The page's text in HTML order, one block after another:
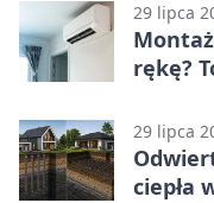
29 lipca
rękę?
29 lipca
ciepła